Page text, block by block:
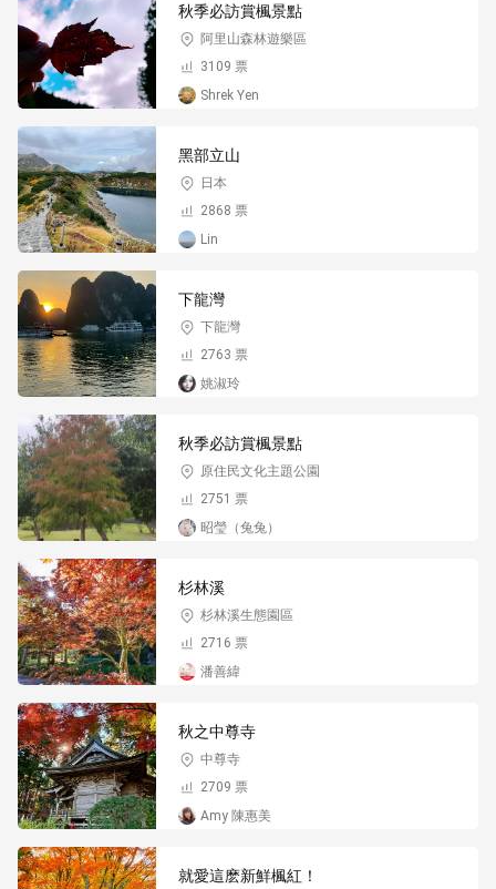
秋季必訪賞楓景點
阿里山森林遊樂區
3109 票
Shrek Yen
黑部立山
日本
2868 票
Lin
下龍灣
下龍灣
2763 票
姚淑玲
秋季必訪賞楓景點
原住民文化主題公園
2751 票
昭瑩（兔兔）
杉林溪
杉林溪生態園區
2716 票
潘善緯
秋之中尊寺
中尊寺
2709 票
Amy 陳惠美
就愛這麽新鮮楓紅！